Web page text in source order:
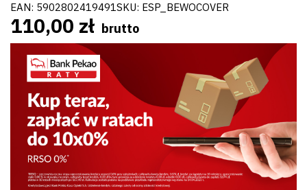
EAN: 5902802419491SKU: ESP_BEWOCOVER
110,00 zł brutto